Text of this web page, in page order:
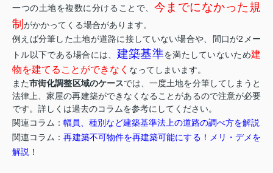
一つの土地を複数に分けることで、 今までになかった規
制 がかかってくる場合があります。
例えば分筆した土地が道路に接していない場合や、間口が2メー
トル以下である場合には、 建築基準を満たしていないため建
物を建てることができなく なってしまいます。
また市街化調整区域のケースでは、一度土地を分筆してしまうと
法律上、家屋の再建築ができなくなることがあるので注意が必要
です。詳しくは過去のコラムを参考にしてください。
関連コラム： 幅員、種別など建築基準法上の道路の調べ方を解説
関連コラム：再建築不可物件を再建築可能にする！メリ・デメを
解説！